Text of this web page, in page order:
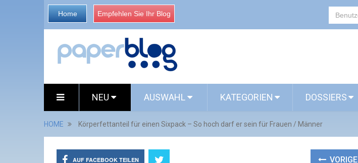
Home Empfehlen Sie Ihr Blog
NEU AUSWAHL KATEGORIEN DOSSIERS
HOME Körperfettanteil für einen Sixpack – So hoch darf er sein für Frauen / Männer
AUF FACEBOOK TEILEN VORIGE